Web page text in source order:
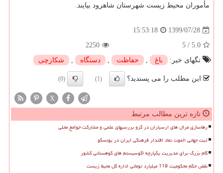
مأموران محیط زیست شهرستان شاهرود بیایند.
1399/07/28
15:53:18
5.0
/
5
2250
تگهای خبر:
باغ , حفاظت , دستگاه , شكارچی
این مطلب را می پسندید؟ (1)
(0)
X
تازه ترین مطالب مرتبط
رهاسازی مرال های ارسباران در گرو بررسیهای علمی و مشارکت جوامع محلی
ثبت جهانی الموت نماد اقتدار فرهنگی ایران در یونسکو
گام بزرگ برای مدیریت یکپارچه اکوسیستم های کوهستانی کشور
نقض حکم محکومیت 119 میلیارد تومانی اداره کل محیط زیست